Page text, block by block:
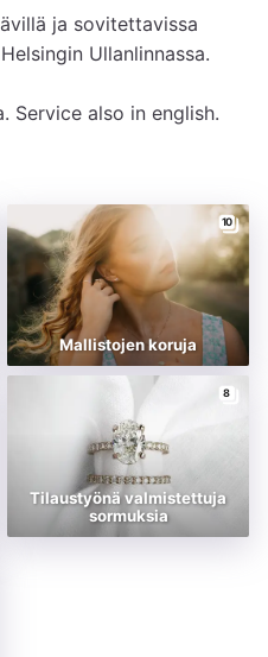
ja sovitettavissa
Ullanlinnassa.
Service also in english.
10
Mallistojen koruja
8
Tilaustyönä valmistettuja
sormuksia